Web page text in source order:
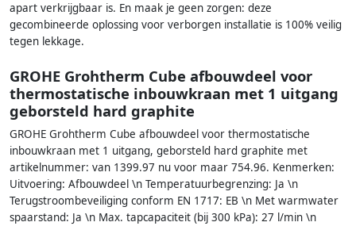
apart verkrijgbaar is. En maak je geen zorgen: deze
gecombineerde oplossing voor verborgen installatie is 100% veilig
tegen lekkage.
GROHE Grohtherm Cube afbouwdeel voor
thermostatische inbouwkraan met 1 uitgang
geborsteld hard graphite
GROHE Grohtherm Cube afbouwdeel voor thermostatische
inbouwkraan met 1 uitgang, geborsteld hard graphite met
artikelnummer: van 1399.97 nu voor maar 754.96. Kenmerken:
Uitvoering: Afbouwdeel \n Temperatuurbegrenzing: Ja \n
Terugstroombeveiliging conform EN 1717: EB \n Met warmwater
spaarstand: Ja \n Max. tapcapaciteit (bij 300 kPa): 27 l/min \n